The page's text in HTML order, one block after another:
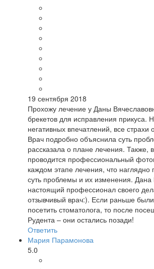
19 сентября 2018
Прохожу лечение у Даны
брекетов для исправления прикуса.
негативных впечатлений, все страхи
Врач подробно объяснила суть
рассказала о плане лечения. Также,
проводится профессиональный
каждом этапе лечения, что наглядно
суть проблемы и их изменения. Дана
настоящий профессионал своего
отзывчивый врач:). Если раньше были
посетить стоматолога, то после
Рудента – они остались позади!
Ответить
Мария Парамонова
5.0